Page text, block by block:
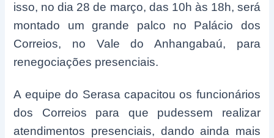
isso, no dia 28 de março, das 10h às 18h, será
montado um grande palco no Palácio dos
Correios, no Vale do Anhangabaú, para
renegociações presenciais.
A equipe do Serasa capacitou os funcionários
dos Correios para que pudessem realizar
atendimentos presenciais, dando ainda mais